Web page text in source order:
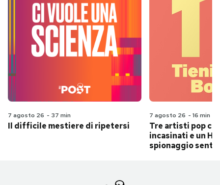
7 agosto 26 - 37 min
Il difficile mestiere di ripetersi
7 agosto 26 - 16 min
Tre artisti pop
incasinati e un
spionaggio